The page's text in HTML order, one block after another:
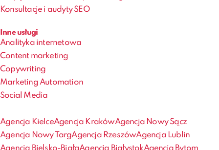
Konsultacje i audyty SEO
Inne usługi
Analityka internetowa
Content marketing
Copywriting
Marketing Automation
Social Media
Agencja KielceAgencja KrakówAgencja Nowy Sącz
Agencja Nowy TargAgencja RzeszówAgencja Lublin
Agencja Bielsko-BiałaAgencja BiałystokAgencja Bytom